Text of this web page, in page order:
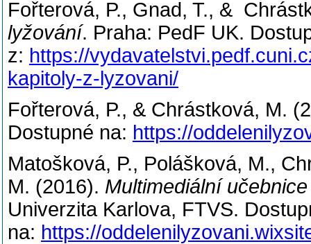
Fořterová, P., Gnad, T., &
lyžování. Praha: PedF UK.
z: https://
kapitoly-z-lyzovani/
Fořterová, P., & Chrástková, M.
Dostupné na: https://
Matošková, P., Polášková, M.,
M. (2016). Multimediální
Univerzita Karlova, FTVS.
na: https://